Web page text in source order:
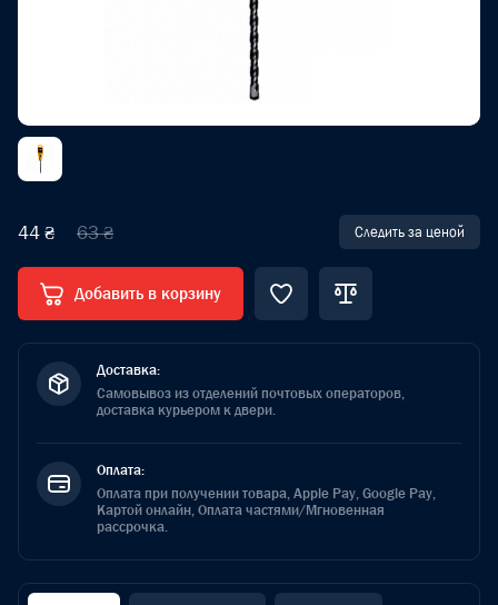
44 ₴ 63 ₴ Следить за ценой
Добавить в корзину
Доставка:
Самовывоз из отделений почтовых операторов,
доставка курьером к двери.
Оплата:
Оплата при получении товара, Apple Pay, Google Pay,
Картой онлайн, Оплата частями/Мгновенная
рассрочка.